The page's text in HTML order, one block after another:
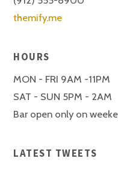
themify.me
HOURS
MON - FRI 9AM -11PM
SAT - SUN 5PM - 2AM
Bar open only on
LATEST TWEETS